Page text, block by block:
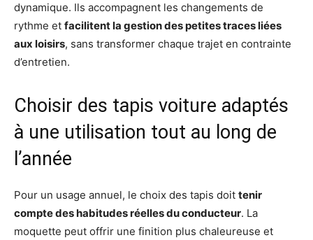
dynamique. Ils accompagnent les changements de
rythme et facilitent la gestion des petites traces liées
aux loisirs, sans transformer chaque trajet en contrainte
d’entretien.
Choisir des tapis voiture adaptés
à une utilisation tout au long de
l’année
Pour un usage annuel, le choix des tapis doit tenir
compte des habitudes réelles du conducteur. La
moquette peut offrir une finition plus chaleureuse et